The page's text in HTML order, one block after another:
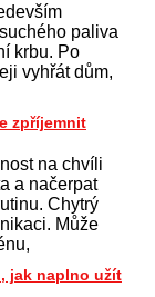
paliva
krbu. Po
vyhřát dům,
zpříjemnit
na chvíli
a načerpat
Chytrý
Může
jak naplno užít